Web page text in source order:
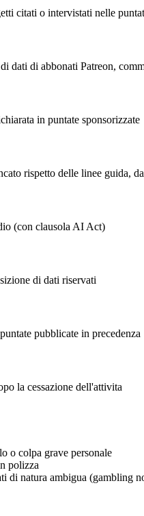
citati o intervistati nelle
dati di abbonati Patreon,
in puntate sponsorizzate
rispetto delle linee guida,
(con clausola AI Act)
di dati riservati
pubblicate in precedenza
la cessazione dell'attivita
o colpa grave personale
polizza
di natura ambigua (gambling